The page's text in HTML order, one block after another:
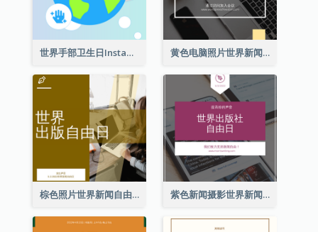
世界手部卫生日Instagram帖子 黄色电脑照片世界新闻自由日Instagram帖子
棕色照片世界新闻自由日Instagram帖子 紫色新闻摄影世界新闻自由日Instagram帖子